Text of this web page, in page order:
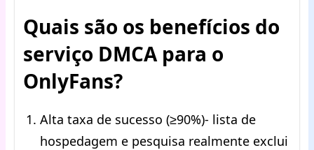
Quais são os benefícios do
serviço DMCA para o
OnlyFans?
Alta taxa de sucesso (≥90%)- lista de
hospedagem e pesquisa realmente exclui